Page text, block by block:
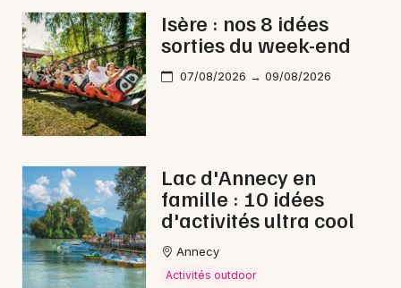
Marché de Noël en Auvergne-Rhône-Alpes
Newsletter des sorties
Artistes en tournée
Actus à Roussillon
Magazine à Roussillon
Isère : nos 8 idées
sorties du week-end
07/08/2026 → 09/08/2026
Lac d'Annecy en
famille : 10 idées
d'activités ultra cool
Annecy
Activités outdoor